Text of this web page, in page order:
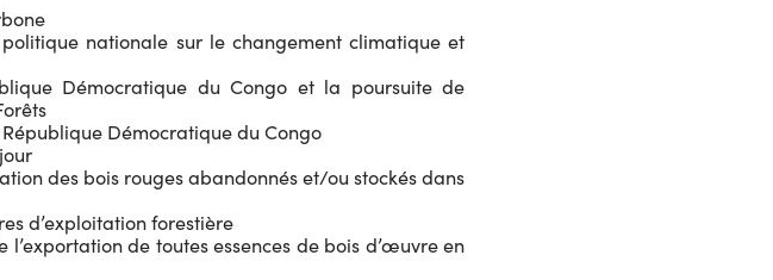
nationale sur le changement climatique et
Démocratique du Congo et la poursuite de
Démocratique du Congo
des bois rouges abandonnés et/ou stockés dans
d’exploitation forestière
de toutes essences de bois d’œuvre en